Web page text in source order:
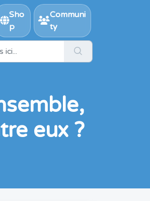
Sho
p
Communi
ty
eux ?